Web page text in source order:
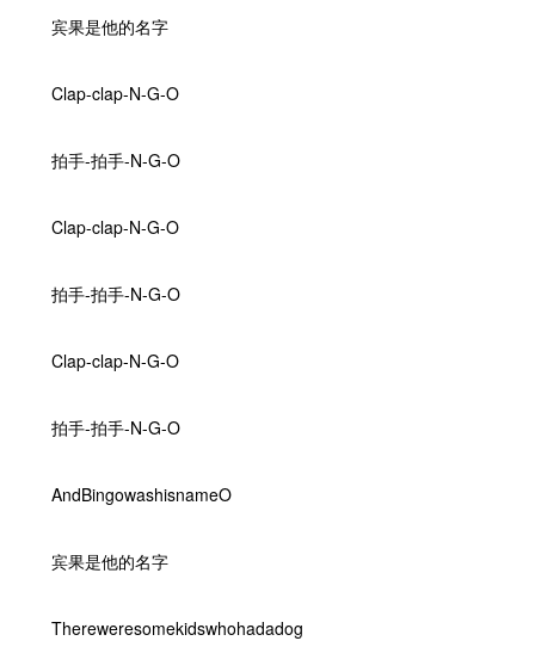
宾果是他的名字
Clap-clap-N-G-O
拍手-拍手-N-G-O
Clap-clap-N-G-O
拍手-拍手-N-G-O
Clap-clap-N-G-O
拍手-拍手-N-G-O
AndBingowashisnameO
宾果是他的名字
Thereweresomekidswhohadadog